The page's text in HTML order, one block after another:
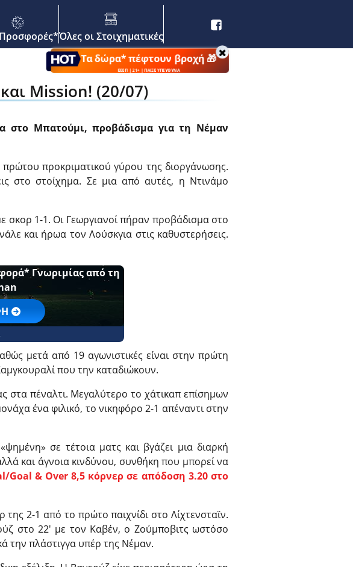
Όλες οι Στοιχηματικές
Τα δώρα* πέφτουν βροχή 🎁
ΕΕΕΠ | 21+ | ΠΑΙΞΕ ΥΠΕΥΘΥΝΑ
Mission! (20/07)
στο Μπατούμι, προβάδισμα για τη Νέμαν
προκριματικού γύρου της διοργάνωσης.
στο στοίχημα. Σε μια από αυτές, η Ντινάμο
1-1. Οι Γεωργιανοί πήραν προβάδισμα στο
και ήρωα τον Λούσκγια στις καθυστερήσεις.
Γνωριμίας από τη
μετά από 19 αγωνιστικές είναι στην πρώτη
που την καταδιώκουν.
στα πέναλτι. Μεγαλύτερο το χάτικαπ επίσημων
ένα φιλικό, το νικηφόρο 2-1 απέναντι στην
σε τέτοια ματς και βγάζει μια διαρκή
και άγνοια κινδύνου, συνθήκη που μπορεί να
Goal & Over 8,5 κόρνερ σε απόδοση 3.20 στο
2-1 από το πρώτο παιχνίδι στο Λίχτενσταϊν.
στο 22′ με τον Καβέν, ο Ζούμποβιτς ωστόσο
την πλάστιγγα υπέρ της Νέμαν.